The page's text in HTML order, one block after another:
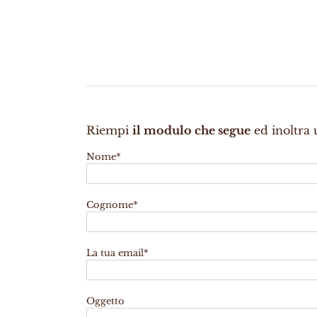
Riempi il modulo che segueed inoltra
Nome*
Cognome*
La tua email*
Oggetto